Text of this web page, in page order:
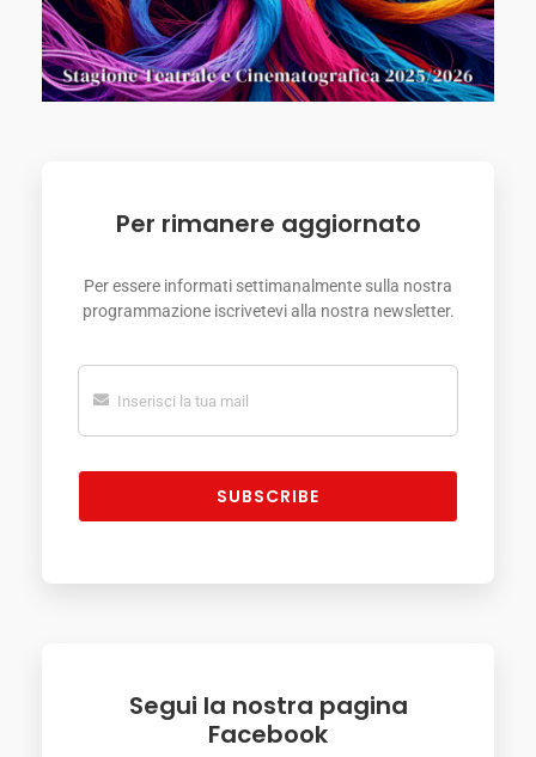
Per rimanere aggiornato
Per essere informati settimanalmente sulla nostra
programmazione iscrivetevi alla nostra newsletter.
SUBSCRIBE
Segui la nostra pagina
Facebook